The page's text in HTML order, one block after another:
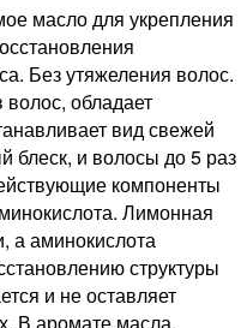
масло для укрепления
Без утяжеления волос.
обладает
вид свежей
блеск, и волосы до 5 раз
компоненты
Лимонная
а аминокислота
структуры
и не оставляет